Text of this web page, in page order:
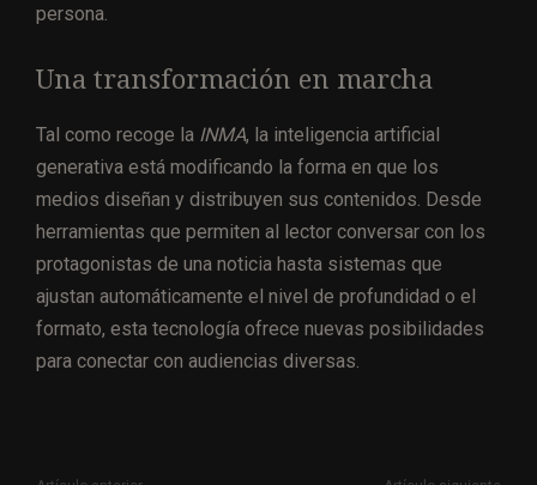
persona.
Una transformación en marcha
Tal como recoge la INMA, la inteligencia artificial
generativa está modificando la forma en que los
medios diseñan y distribuyen sus contenidos. Desde
herramientas que permiten al lector conversar con los
protagonistas de una noticia hasta sistemas que
ajustan automáticamente el nivel de profundidad o el
formato, esta tecnología ofrece nuevas posibilidades
para conectar con audiencias diversas.